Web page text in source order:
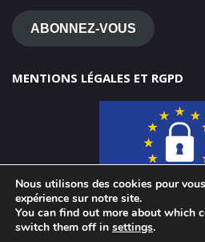
mail
ABONNEZ-VOUS
MENTIONS LÉGALES ET RGPD
© 2026
Nous utilisons des cookies pour
expérience sur notre site.
You can find out more about which
switch them off in settings.